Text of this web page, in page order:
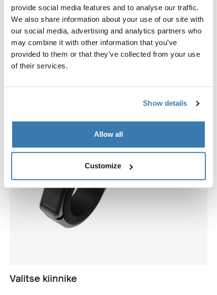
provide social media features and to analyse our traffic.
We also share information about your use of our site with
our social media, advertising and analytics partners who
may combine it with other information that you’ve
provided to them or that they’ve collected from your use
of their services.
Show details
Allow all
Customize
Valitse kiinnike